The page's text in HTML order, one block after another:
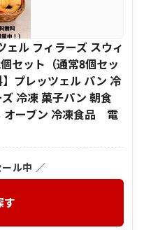
ェル フィラーズ スウィ
セット（通常8個セッ
プレッツェル パン 冷
冷凍 菓子パン 朝食
オーブン 冷凍食品 電
ル中 ／
す